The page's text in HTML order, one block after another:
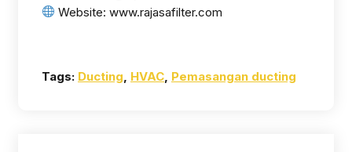
Website: www.rajasafilter.com
Tags: Ducting HVAC Pemasangan ducting